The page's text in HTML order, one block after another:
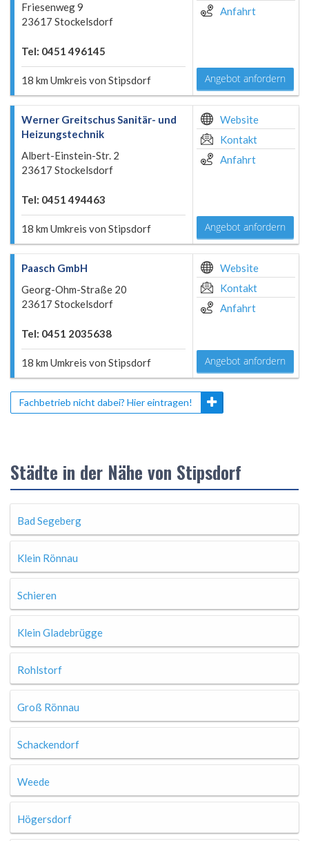
Friesenweg 9
23617 Stockelsdorf
Tel: 0451 496145
18 km Umkreis von Stipsdorf
Anfahrt
Angebot anfordern
Werner Greitschus Sanitär- und
Heizungstechnik
Albert-Einstein-Str. 2
23617 Stockelsdorf
Tel: 0451 494463
18 km Umkreis von Stipsdorf
Website
Kontakt
Anfahrt
Angebot anfordern
Paasch GmbH
Georg-Ohm-Straße 20
23617 Stockelsdorf
Tel: 0451 2035638
18 km Umkreis von Stipsdorf
Website
Kontakt
Anfahrt
Angebot anfordern
Fachbetrieb nicht dabei? Hier eintragen!
Städte in der Nähe von Stipsdorf
Bad Segeberg
Klein Rönnau
Schieren
Klein Gladebrügge
Rohlstorf
Groß Rönnau
Schackendorf
Weede
Högersdorf